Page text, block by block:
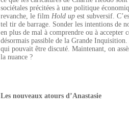
sociétales précitées à une politique
revanche, le film Hold up est subversif.
tel tir de barrage. Sonder les intentions de
en plus de mal à comprendre ou à accepter
désormais passible de la Grande
qui pouvait être discuté. Maintenant, on
la nuance ?
Les nouveaux atours d’Anastasie